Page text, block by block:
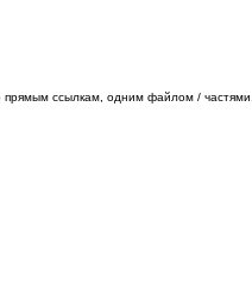
прямым ссылкам, одним файлом /